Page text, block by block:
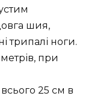
шия,
трипалі ноги.
при
25 см в